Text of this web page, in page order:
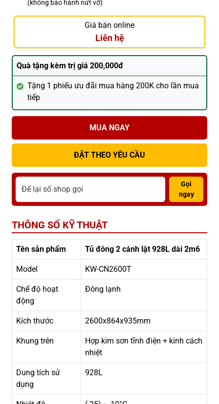
(không bảo hành nứt vỡ)
Giá bán online
Liên hệ
Quà tặng kèm trị giá 200,000đ
Tặng 1 phiếu ưu đãi mua hàng 200K cho lần mua
tiếp
MUA NGAY
ĐẶT THEO YÊU CẦU
Gọi
ngay
THÔNG SỐ KỸ THUẬT
Tên sản phẩm Tủ đông 2 cánh lật 928L dài 2m6
Model KW-CN2600T
Chế độ hoạt
động
Đông lạnh
Kích thước 2600x864x935mm
Khung trên
Hợp kim sơn tĩnh điện + kính cách
nhiệt
Dung tích sử
dụng
928L